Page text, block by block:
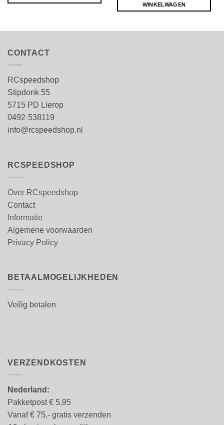
WINKELWAGEN
CONTACT
RCspeedshop
Stipdonk 55
5715 PD Lierop
0492-538119
info@rcspeedshop.nl
RCSPEEDSHOP
Over RCspeedshop
Contact
Informatie
Algemene voorwaarden
Privacy Policy
BETAALMOGELIJKHEDEN
Veilig betalen
VERZENDKOSTEN
Nederland:
Pakketpost € 5,95
Vanaf € 75,- gratis verzenden